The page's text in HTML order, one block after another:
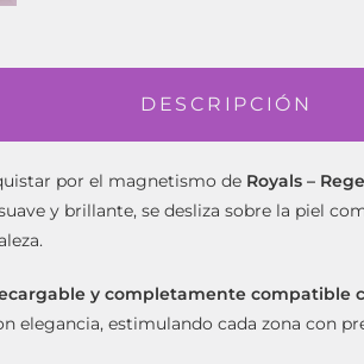
DESCRIPCIÓN
por el magnetismo de Royals –
y brillante, se desliza sobre la piel
y completamente compatible
elegancia, estimulando cada zona con